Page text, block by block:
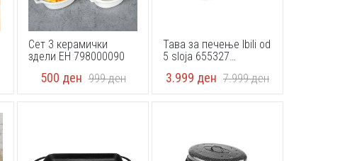
Сет 3 керамички
здели EH 798000090
500 ден 999ден
Тава за печење Ibili od
5 sloja 655327
stainless steel + 3
3.999 ден 7.999ден